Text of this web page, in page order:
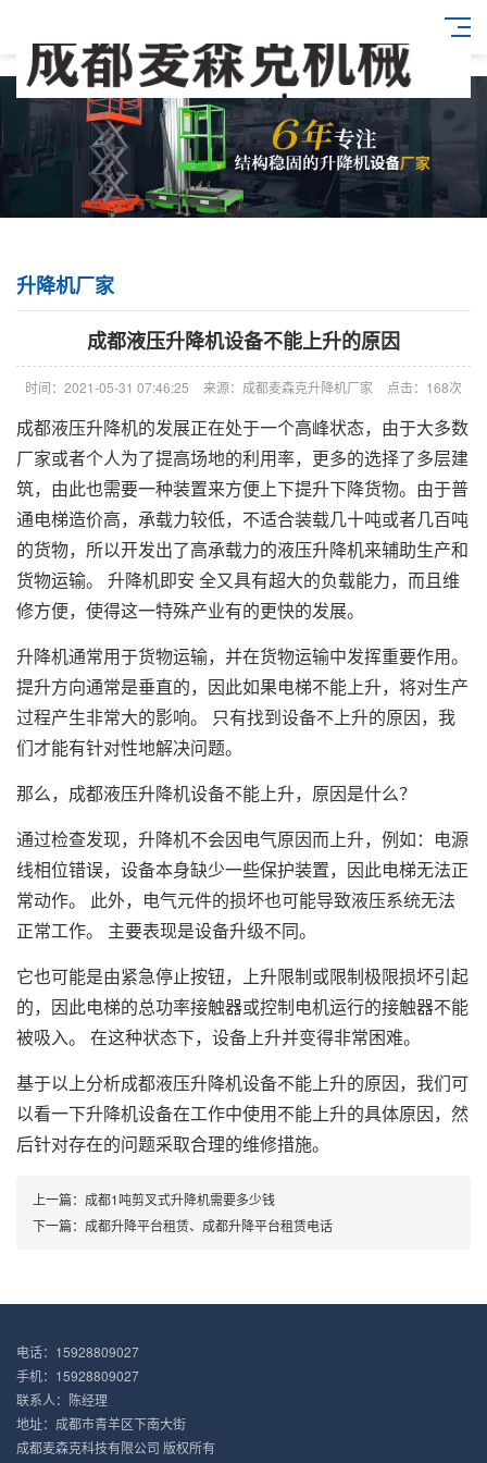
升降机厂家
成都液压升降机设备不能上升的原因
时间：2021-05-31 07:46:25 来源：成都麦森克升降机厂家 点击：168次
成都液压升降机的发展正在处于一个高峰状态，由于大多数
厂家或者个人为了提高场地的利用率，更多的选择了多层建
筑，由此也需要一种装置来方便上下提升下降货物。由于普
通电梯造价高，承载力较低，不适合装载几十吨或者几百吨
的货物，所以开发出了高承载力的液压升降机来辅助生产和
货物运输。 升降机即安 全又具有超大的负载能力，而且维
修方便，使得这一特殊产业有的更快的发展。
升降机通常用于货物运输，并在货物运输中发挥重要作用。
提升方向通常是垂直的，因此如果电梯不能上升，将对生产
过程产生非常大的影响。 只有找到设备不上升的原因，我
们才能有针对性地解决问题。
那么，成都液压升降机设备不能上升，原因是什么？
通过检查发现，升降机不会因电气原因而上升，例如：电源
线相位错误，设备本身缺少一些保护装置，因此电梯无法正
常动作。 此外，电气元件的损坏也可能导致液压系统无法
正常工作。 主要表现是设备升级不同。
它也可能是由紧急停止按钮，上升限制或限制极限损坏引起
的，因此电梯的总功率接触器或控制电机运行的接触器不能
被吸入。 在这种状态下，设备上升并变得非常困难。
基于以上分析成都液压升降机设备不能上升的原因，我们可
以看一下升降机设备在工作中使用不能上升的具体原因，然
后针对存在的问题采取合理的维修措施。
上一篇： 成都1吨剪叉式升降机需要多少钱
下一篇： 成都升降平台租赁、成都升降平台租赁电话
电话：15928809027
手机：15928809027
联系人：陈经理
地址：成都市青羊区下南大街
成都麦森克科技有限公司 版权所有